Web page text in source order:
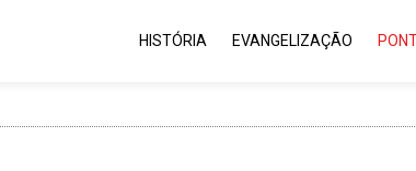
HISTÓRIA EVANGELIZAÇÃO